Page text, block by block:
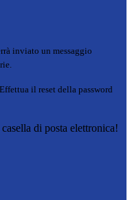
inviato un messaggio
il reset della password
di posta elettronica!